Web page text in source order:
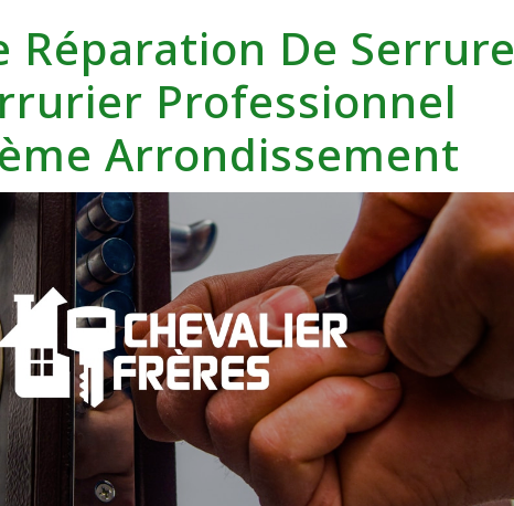
Réparation De Serrure
Professionnel
Arrondissement